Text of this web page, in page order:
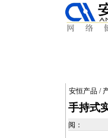
安恒产品 /
手持式
阅：